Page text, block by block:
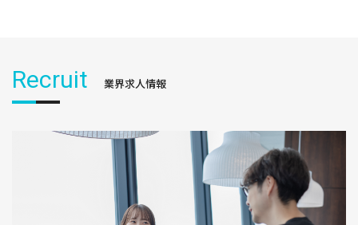
Recruit 業界求人情報